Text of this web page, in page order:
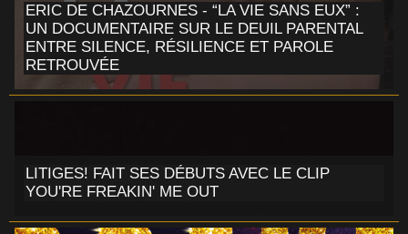
ERIC DE CHAZOURNES - “LA VIE SANS EUX” :
UN DOCUMENTAIRE SUR LE DEUIL PARENTAL
ENTRE SILENCE, RÉSILIENCE ET PAROLE
RETROUVÉE
LITIGES! FAIT SES DÉBUTS AVEC LE CLIP
YOU'RE FREAKIN' ME OUT